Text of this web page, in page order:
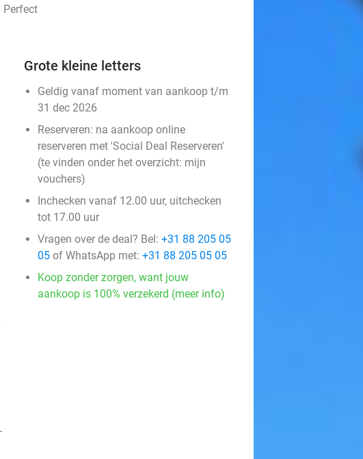
Perfect
Grote kleine letters
Geldig vanaf moment van aankoop t/m
31 dec 2026
Reserveren: na aankoop online
reserveren met 'Social Deal Reserveren'
(te vinden onder het overzicht: mijn
vouchers)
Inchecken vanaf 12.00 uur, uitchecken
tot 17.00 uur
Vragen over de deal? Bel: +31 88 205 05
05 of WhatsApp met: +31 88 205 05 05
Koop zonder zorgen, want jouw
aankoop is 100% verzekerd (meer info)